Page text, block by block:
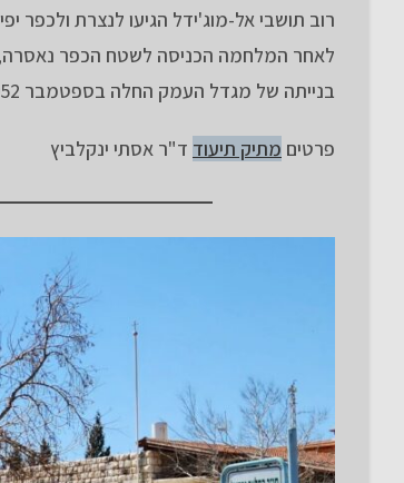
רוב תושבי אל-מוג'ידל הגיעו לנצרת ולכפר
לאחר המלחמה הכניסה לשטח הכפר נאסרה,
בנייתה של מגדל העמק החלה בספטמבר 1952 סמוך לחורבות הכפר אל-מוג'ידל
פרטים מתיק תיעוד ד"ר אסתי ינקלביץ